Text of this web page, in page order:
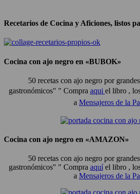
Recetarios de Cocina y Aficiones, listos
Cocina con ajo negro en «BUBOK»
50 recetas con ajo negro por
gastronómicos" " Compra aqui el libro ,
a Mensajeros de la
Cocina con ajo negro en «AMAZON»
50 recetas con ajo negro por
gastronómicos" " Compra aquíel libro ,
a Mensajeros de la